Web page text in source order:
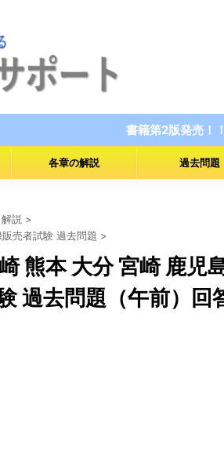
書籍第2版発売！！
各章の解説 過去問題
説 >
売者試験 過去問題 >
熊本 大分 宮崎 鹿児
過去問題（午前）回